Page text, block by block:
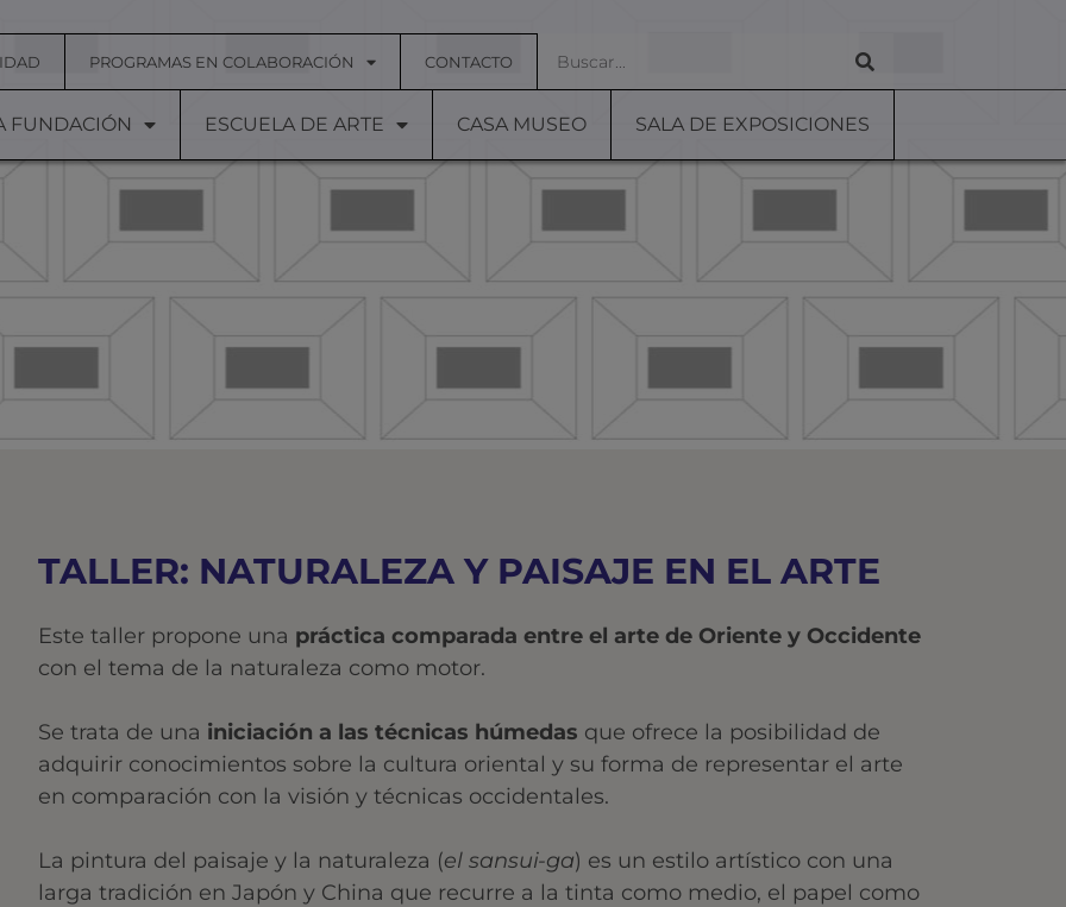
PROGRAMAS EN COLABORACIÓN CONTACTO
FUNDACIÓN ESCUELA DE ARTE CASA MUSEO SALA DE EXPOSICIONES
TALLER: NATURALEZA Y PAISAJE EN EL ARTE
Este taller propone una práctica comparada entre el arte de Oriente y Occidente
con el tema de la naturaleza como motor.
Se trata de una iniciación a las técnicas húmedas que ofrece la posibilidad de
adquirir conocimientos sobre la cultura oriental y su forma de representar el arte
en comparación con la visión y técnicas occidentales.
La pintura del paisaje y la naturaleza (el sansui-ga) es un estilo artístico con una
larga tradición en Japón y China que recurre a la tinta como medio, el papel como